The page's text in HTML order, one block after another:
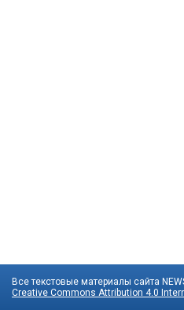
Все текстовые материалы сайта
Creative Commons Attribution 4.0